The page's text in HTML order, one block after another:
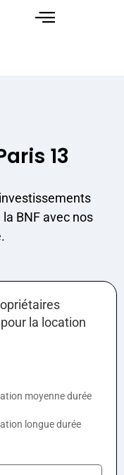
13
BNF avec nos
la location
moyenne durée
longue durée